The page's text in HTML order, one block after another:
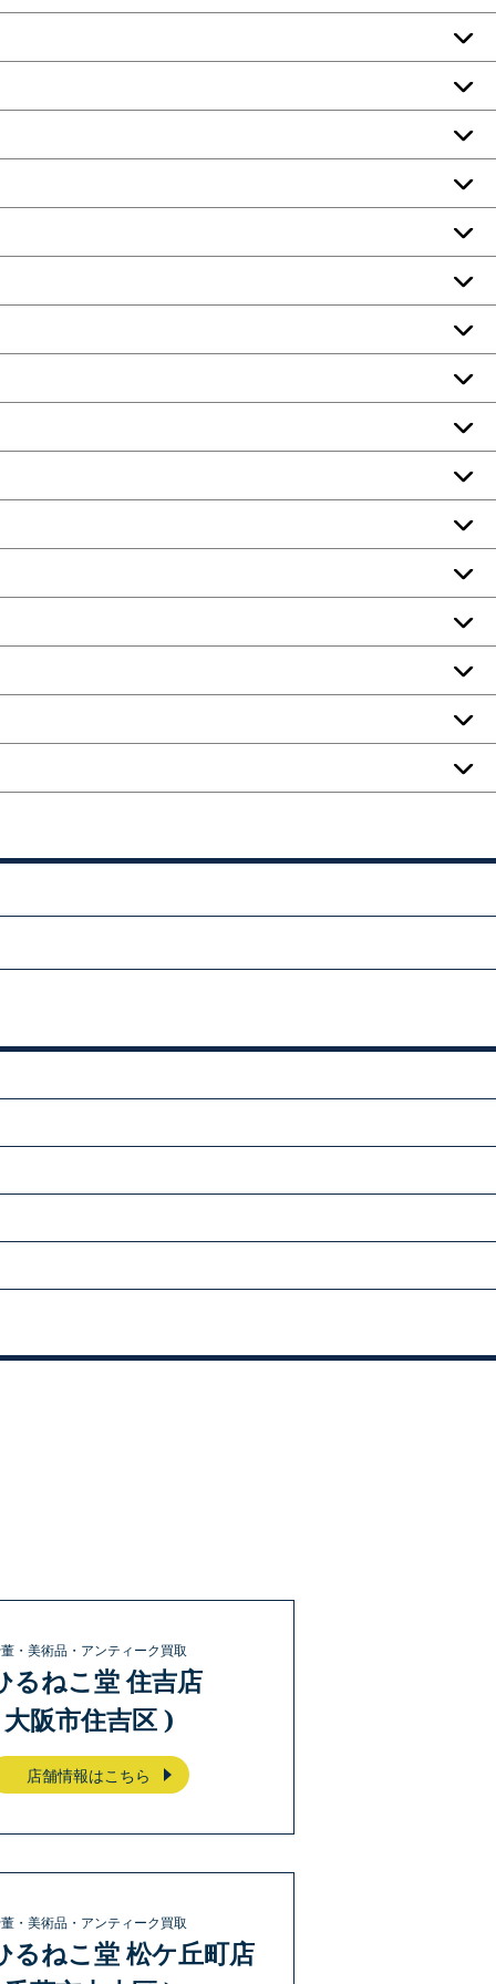
・美術品・アンティーク買取
るねこ堂 住吉店
阪市住吉区 )
店舗情報はこちら
・美術品・アンティーク買取
るねこ堂 松ケ丘町店